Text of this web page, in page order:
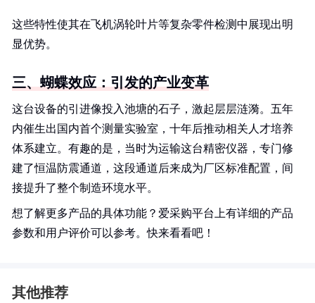
这些特性使其在飞机涡轮叶片等复杂零件检测中展现出明
显优势。
三、蝴蝶效应：引发的产业变革
这台设备的引进像投入池塘的石子，激起层层涟漪。五年
内催生出国内首个测量实验室，十年后推动相关人才培养
体系建立。有趣的是，当时为运输这台精密仪器，专门修
建了恒温防震通道，这段通道后来成为厂区标准配置，间
接提升了整个制造环境水平。
想了解更多产品的具体功能？爱采购平台上有详细的产品
参数和用户评价可以参考。快来看看吧！
其他推荐